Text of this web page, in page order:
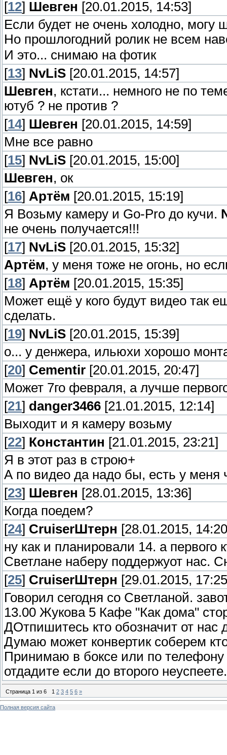
[12] Шевген [20.01.2015, 14:53]
Если будет не очень холодно, могу
Но прошлогодний ролик не всем
И это... снимаю на фотик
[13] NvLiS [20.01.2015, 14:57]
Шевген, кстати... немного не по
ютуб ? не против ?
[14] Шевген [20.01.2015, 14:59]
Мне все равно
[15] NvLiS [20.01.2015, 15:00]
Шевген, ок
[16] Артём [20.01.2015, 15:19]
Я Возьму камеру и Go-Pro до кучи.
не очень получается!!!
[17] NvLiS [20.01.2015, 15:32]
Артём, у меня тоже не огонь, но
[18] Артём [20.01.2015, 15:35]
Может ещё у кого будут видео так
сделать.
[19] NvLiS [20.01.2015, 15:39]
о... у денжера, ильюхи хорошо
[20] Cementir [20.01.2015, 20:47]
Может 7го февраля, а лучше
[21] danger3466 [21.01.2015, 12:14]
Выходит и я камеру возьму
[22] Константин [21.01.2015, 23:21]
Я в этот раз в строю+
А по видео да надо бы, есть у меня
[23] Шевген [28.01.2015, 13:36]
Когда поедем?
[24] СruiserШтерн [28.01.2015,
ну как и планировали 14. а
Светлане наберу поддержуот нас.
[25] СruiserШтерн [29.01.2015,
Говорил сегодня со Светланой.
13.00 Жукова 5 Кафе "Как дома"
ДОтпишитесь кто обозначит от нас
Думаю может конвертик соберем
Принимаю в боксе или по телефону
отдадите если до второго неуспеете.
Страница 1 из 6 1 2 3 4 5 6 »
Полная версия сайта